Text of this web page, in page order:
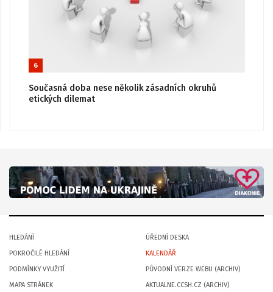
6
Současná doba nese několik zásadních okruhů
etických dilemat
HLEDÁNÍ
POKROČILÉ HLEDÁNÍ
PODMÍNKY VYUŽITÍ
MAPA STRÁNEK
ÚŘEDNÍ DESKA
KALENDÁŘ
PŮVODNÍ VERZE WEBU (ARCHIV)
AKTUALNE.CCSH.CZ (ARCHIV)